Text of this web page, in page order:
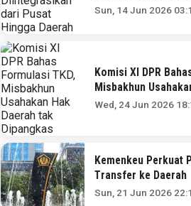
Sun, 14 Jun 2026
Komisi XI DPR
Misbakhun
Dipangkas
Wed, 24 Jun 2026
Kemenkeu Perkuat
Transfer ke Daerah
Sun, 21 Jun 2026